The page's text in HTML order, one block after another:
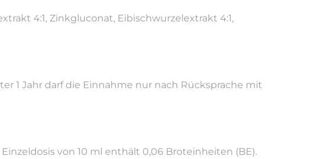
4:1, Zinkgluconat, Eibischwurzelextrakt 4:1,
1 Jahr darf die Einnahme nur nach Rücksprache mit
von 10 ml enthält 0,06 Broteinheiten (BE).